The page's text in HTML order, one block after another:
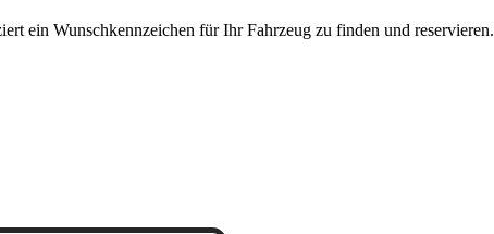
ein Wunschkennzeichen für Ihr Fahrzeug zu finden und reservieren.